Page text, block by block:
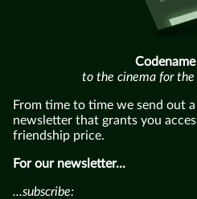
to the cinema for the
From time to time we send out
newsletter that grants you
friendship price.
For our newsletter...
...subscribe: